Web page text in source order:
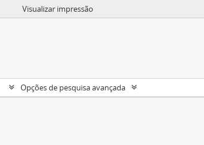
Visualizar impressão
Opções de pesquisa avançada